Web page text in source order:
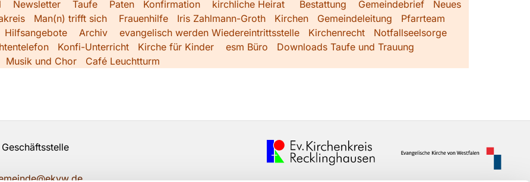
Newsletter Taufe Paten Konfirmation kirchliche Heirat Bestattung Gemeindebrief
Neues
Man(n) trifft sich Frauenhilfe Iris Zahlmann-Groth Kirchen Gemeindeleitung
Pfarrteam
Hilfsangebote Archiv evangelisch werden Wiedereintrittsstelle Kirchenrecht
Notfallseelsorge
Konfi-Unterricht Kirche für Kinder esm Büro
Downloads Taufe und Trauung
Musik und Chor Café Leuchtturm